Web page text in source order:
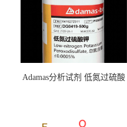
Adamas分析试剂 低氮过硫酸
（泰坦现货供应）